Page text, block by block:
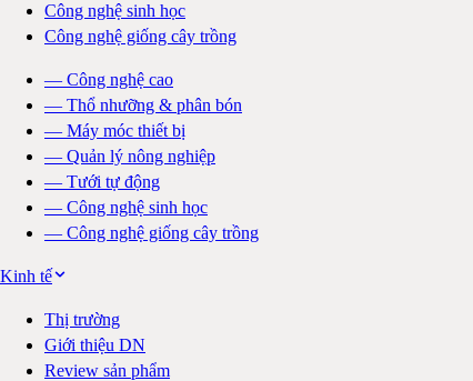
Công nghệ sinh học
Công nghệ giống cây trồng
— Công nghệ cao
— Thổ nhưỡng & phân bón
— Máy móc thiết bị
— Quản lý nông nghiệp
— Tưới tự động
— Công nghệ sinh học
— Công nghệ giống cây trồng
Kinh tế
Thị trường
Giới thiệu DN
Review sản phẩm